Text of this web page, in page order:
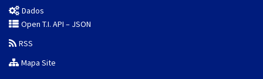
Dados
Open T.I. API – JSON
RSS
Mapa Site